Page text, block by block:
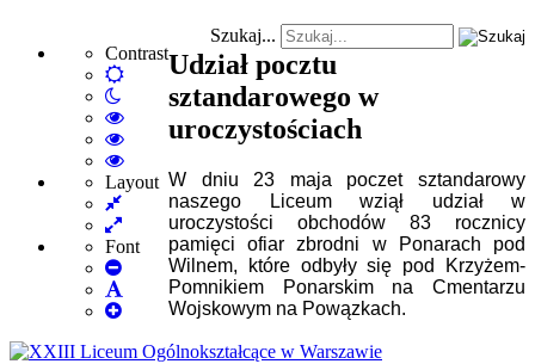
Contrast
Default
mode
High
Contrast
Black
White
High
Contrast
Black
Yellow
High
Contrast
Yellow
mode
Layout
Fixed
layout
Wide
layout
Font
Set
Smaller
FontDefault
Set
Font
Szukaj...
Udział pocztu
sztandarowego w
uroczystościach
W dniu 23 maja poczet sztandarowy
naszego Liceum wziął udział w
uroczystości obchodów 83 rocznicy
pamięci ofiar zbrodni w Ponarach pod
Wilnem, które odbyły się pod Krzyżem-
Pomnikiem Ponarskim na Cmentarzu
Wojskowym na Powązkach.